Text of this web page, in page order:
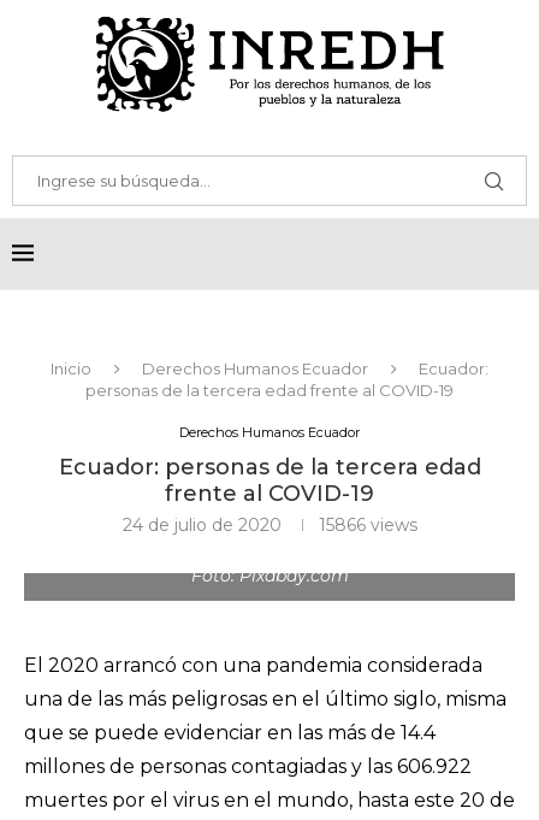
Inicio Derechos Humanos Ecuador
Ecuador:
personas de la tercera edad frente al COVID-19
Derechos Humanos Ecuador
Ecuador: personas de la tercera edad
frente al COVID-19
24 de julio de 2020 15866views
Foto: Pixabay.com
El 2020 arrancó con una pandemia considerada
una de las más peligrosas en el último siglo, misma
que se puede evidenciar en las más de 14.4
millones de personas contagiadas y las 606.922
muertes por el virus en el mundo, hasta este 20 de